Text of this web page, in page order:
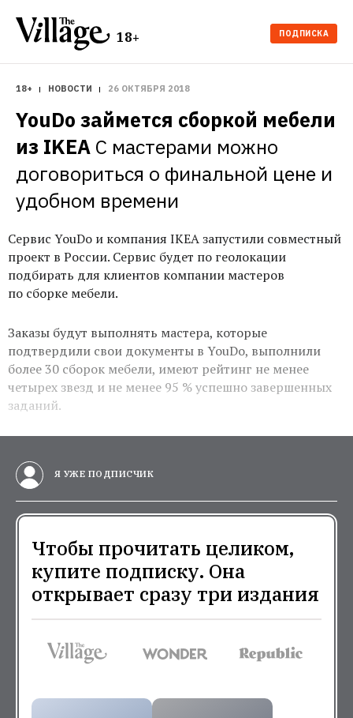
18+ ПОДПИСКА
18+ НОВОСТИ 26 ОКТЯБРЯ 2018
YouDo займется сборкой мебели
из IKEA С мастерами можно
договориться о финальной цене и
удобном времени
Сервис YouDo и компания IKEA запустили совместный
проект в России. Сервис будет по геолокации
подбирать для клиентов компании мастеров
по сборке мебели.
Заказы будут выполнять мастера, которые
подтвердили свои документы в YouDo, выполнили
более 30 сборок мебели, имеют рейтинг не менее
четырех звезд и не менее 95 % успешно завершенных
заданий.
Я УЖЕ ПОДПИСЧИК
Чтобы прочитать целиком,
купите подписку. Она
открывает сразу три издания